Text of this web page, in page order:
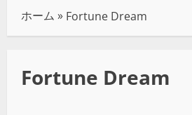
ホーム » Fortune Dream
Fortune Dream
プロレス